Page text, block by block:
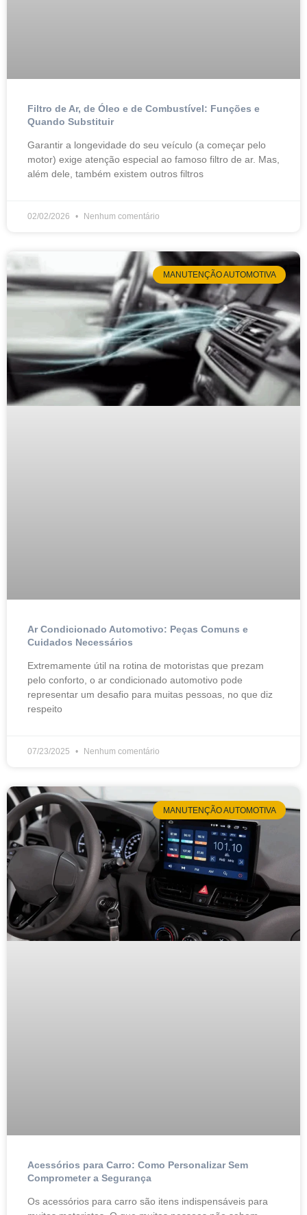
Filtro de Ar, de Óleo e de Combustível: Funções e
Quando Substituir
Garantir a longevidade do seu veículo (a começar pelo
motor) exige atenção especial ao famoso filtro de ar. Mas,
além dele, também existem outros filtros
02/02/2026 Nenhum comentário
MANUTENÇÃO AUTOMOTIVA
Ar Condicionado Automotivo: Peças Comuns e
Cuidados Necessários
Extremamente útil na rotina de motoristas que prezam
pelo conforto, o ar condicionado automotivo pode
representar um desafio para muitas pessoas, no que diz
respeito
07/23/2025 Nenhum comentário
MANUTENÇÃO AUTOMOTIVA
Acessórios para Carro: Como Personalizar Sem
Comprometer a Segurança
Os acessórios para carro são itens indispensáveis para